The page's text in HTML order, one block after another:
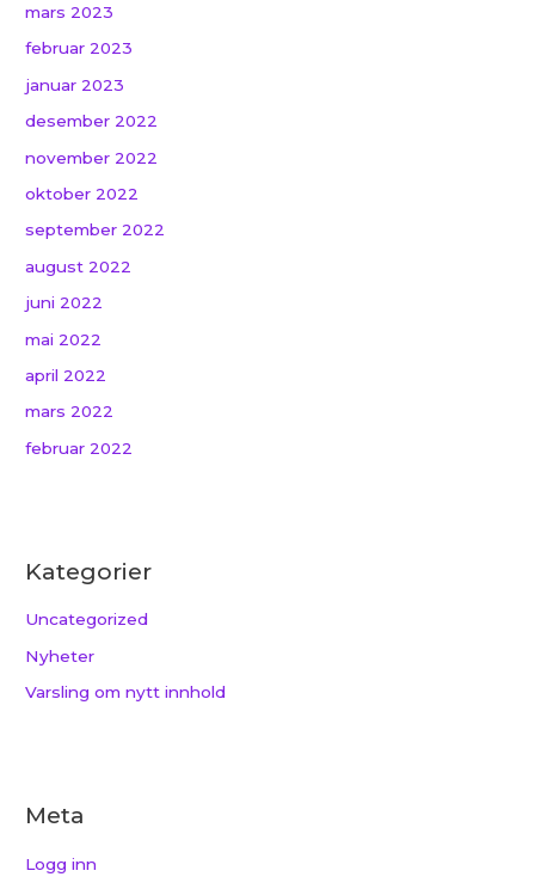
mars 2023
februar 2023
januar 2023
desember 2022
november 2022
oktober 2022
september 2022
august 2022
juni 2022
mai 2022
april 2022
mars 2022
februar 2022
Kategorier
Uncategorized
Nyheter
Varsling om nytt innhold
Meta
Logg inn